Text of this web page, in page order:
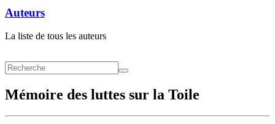
Auteurs
La liste de tous les auteurs
Mémoire des luttes sur la Toile